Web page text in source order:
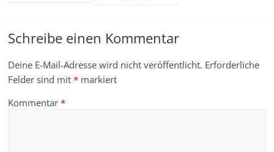
Schreibe einen Kommentar
Deine E-Mail-Adresse wird nicht veröffentlicht. Erforderliche
Felder sind mit* markiert
Kommentar*